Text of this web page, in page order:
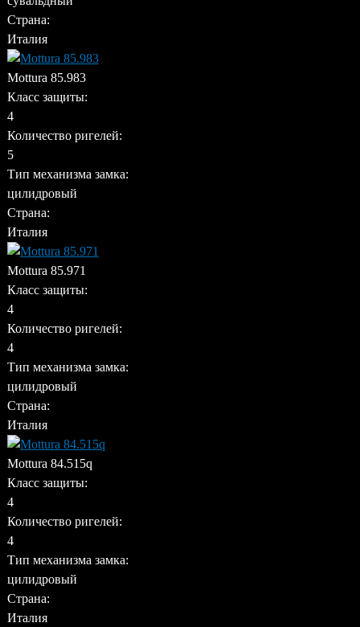
Страна:
Италия
Mottura 85.983
Класс защиты:
4
Количество ригелей:
5
Тип механизма замка:
цилидровый
Страна:
Италия
Mottura 85.971
Класс защиты:
4
Количество ригелей:
4
Тип механизма замка:
цилидровый
Страна:
Италия
Mottura 84.515q
Класс защиты:
4
Количество ригелей:
4
Тип механизма замка:
цилидровый
Страна:
Италия